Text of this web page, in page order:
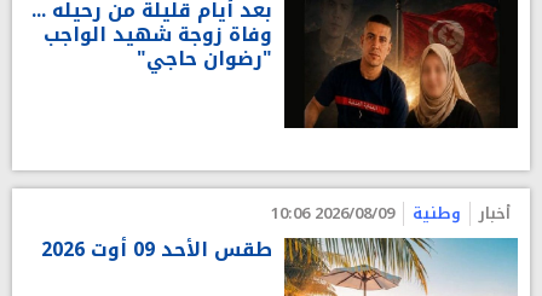
بعد أيام قليلة من رحيله ...
وفاة زوجة شهيد الواجب
"رضوان حاجي"
أخبار وطنية 2026/08/09 10:06
طقس الأحد 09 أوت 2026